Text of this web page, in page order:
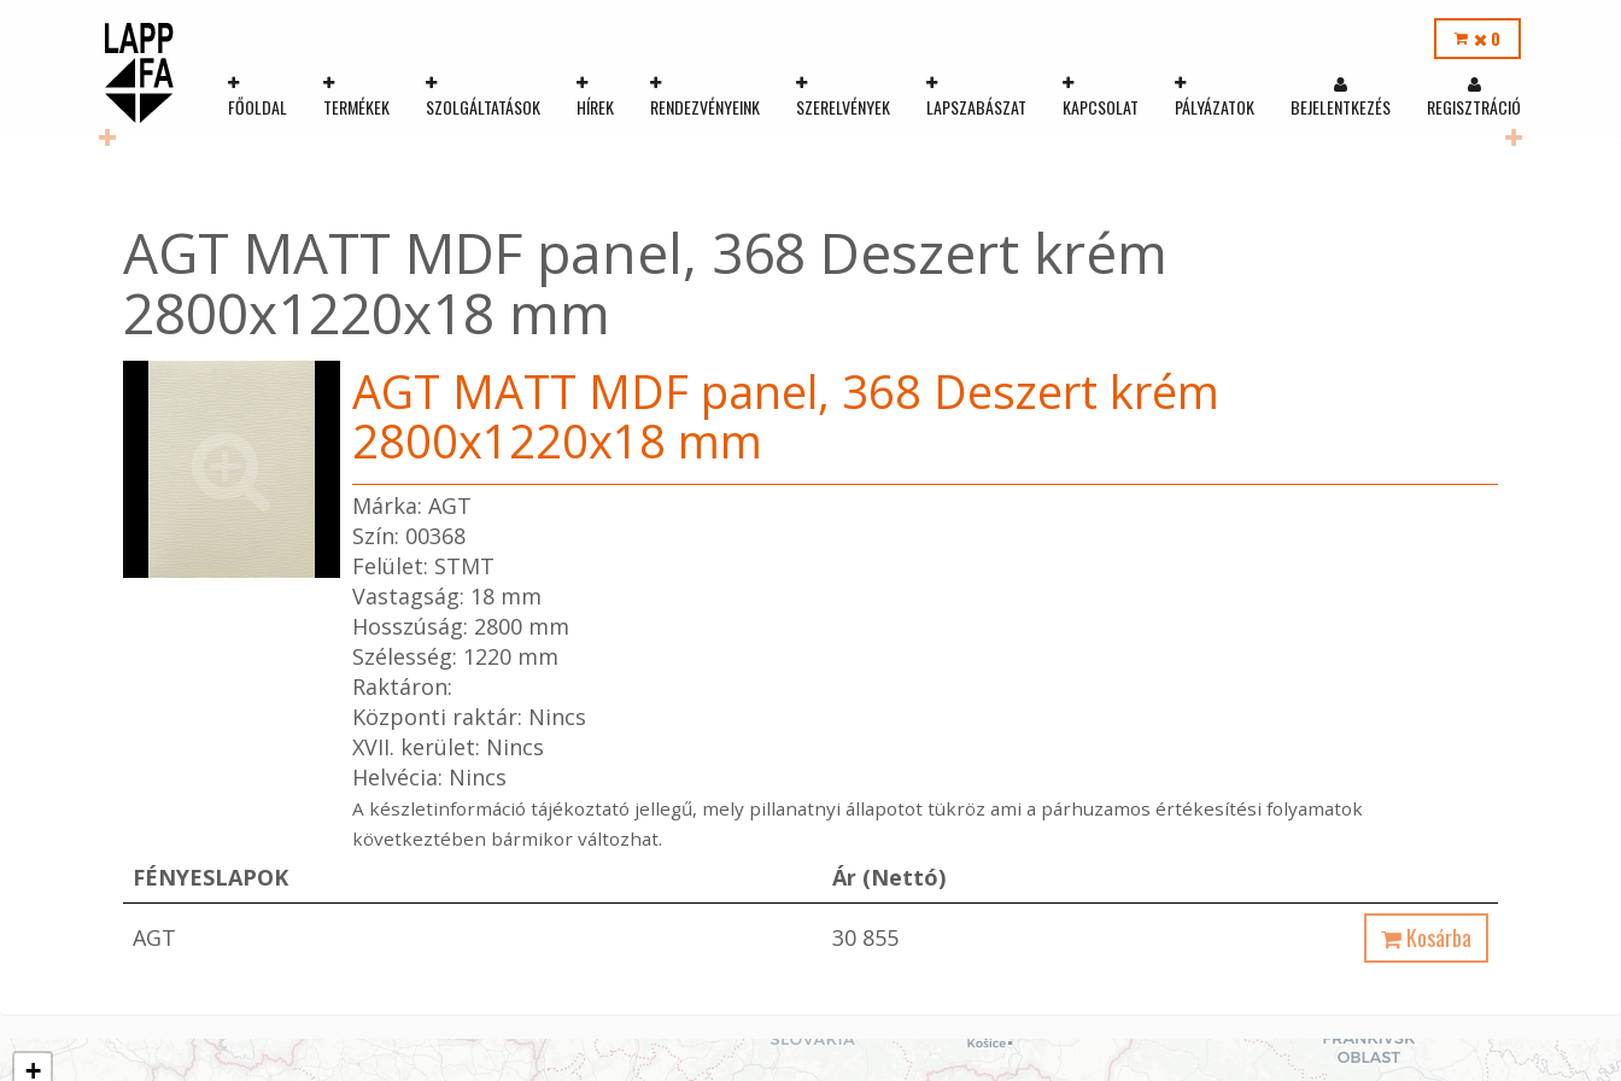
FŐOLDAL TERMÉKEK SZOLGÁLTATÁSOK HÍREK RENDEZVÉNYEINK SZERELVÉNYEK LAPSZABÁSZAT KAPCSOLAT PÁLYÁZATOK
0
BEJELENTKEZÉS REGISZTRÁCIÓ
AGT MATT MDF panel, 368 Deszert krém
2800x1220x18 mm
AGT MATT MDF panel, 368 Deszert krém
2800x1220x18 mm
Márka: AGT
Szín: 00368
Felület: STMT
Vastagság: 18 mm
Hosszúság: 2800 mm
Szélesség: 1220 mm
Raktáron:
Központi raktár: Nincs
XVII. kerület: Nincs
Helvécia: Nincs
A készletinformáció tájékoztató jellegű, mely pillanatnyi állapotot tükröz ami a párhuzamos értékesítési folyamatok
következtében bármikor változhat.
FÉNYESLAPOK Ár (Nettó)
AGT 30 855 Kosárba
+